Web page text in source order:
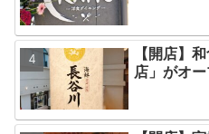
【開店】
店」がオ